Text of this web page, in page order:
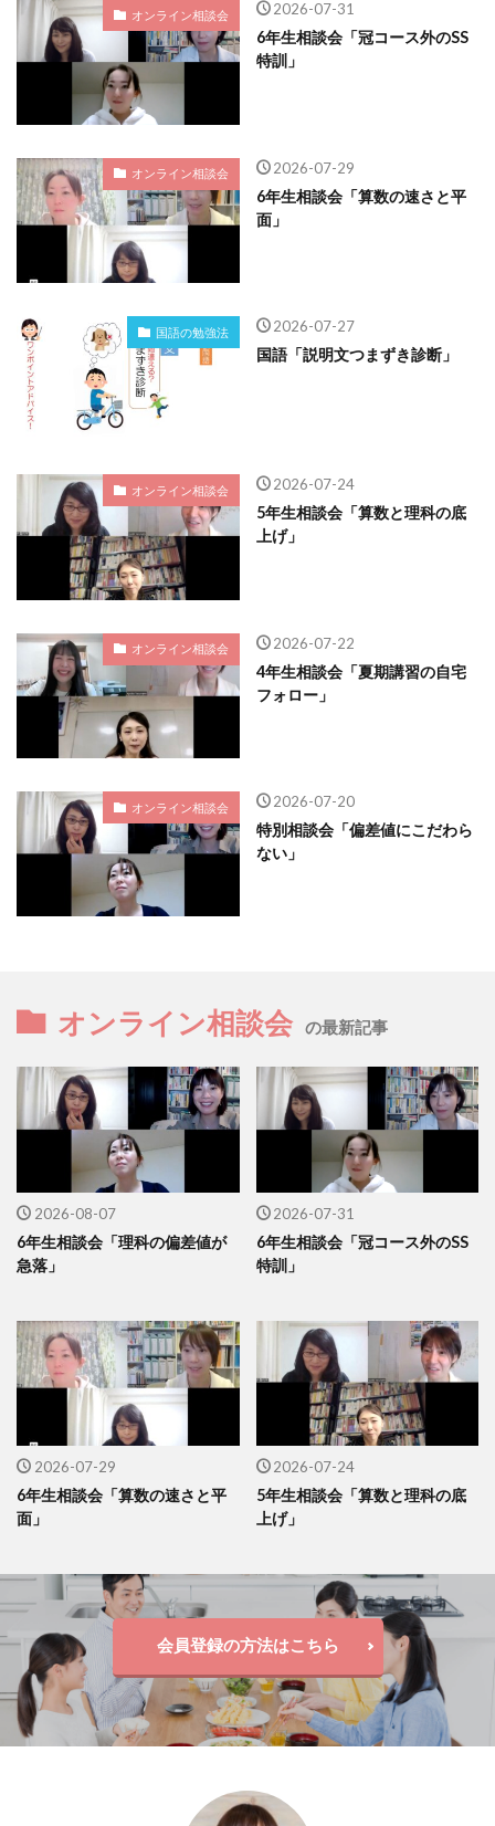
オンライン相談会 2026-07-31
6年生相談会「冠コース外のSS
特訓」
オンライン相談会 2026-07-29
6年生相談会「算数の速さと平
面」
国語の勉強法 2026-07-27
国語「説明文つまずき診断」
オンライン相談会 2026-07-24
5年生相談会「算数と理科の底
上げ」
オンライン相談会 2026-07-22
4年生相談会「夏期講習の自宅
フォロー」
オンライン相談会 2026-07-20
特別相談会「偏差値にこだわら
ない」
オンライン相談会 の最新記事
2026-08-07
6年生相談会「理科の偏差値が
急落」
2026-07-31
6年生相談会「冠コース外のSS
特訓」
2026-07-29
6年生相談会「算数の速さと平
面」
2026-07-24
5年生相談会「算数と理科の底
上げ」
会員登録の方法はこちら